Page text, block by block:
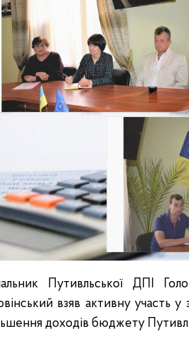
Путивльської ДПІ
взяв активну участь
доходів бюджету